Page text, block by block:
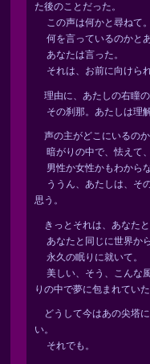
た後のことだった。
この声は何かと尋ねて。
何を言っているのかと
あなたは言った。
それは、お前に向けら
理由に、あたしの右瞳の
その刹那。あたしは理解
声の主がどこにいるのか
暗がりの中で、怯えて
男性か女性かもわからな
ううん、あたしは、そ
思う。
きっとそれは、あなたと
あなたと同じに世界か
永久の眠りに就いて。
美しい、そう、こんな
りの中で夢に包まれていた
どうして今はあの尖塔
い。
それでも。